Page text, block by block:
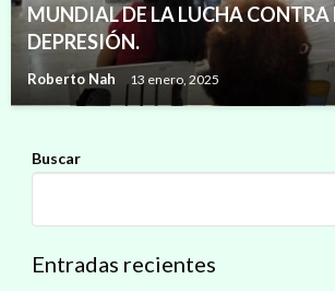
MUNDIAL DE LA LUCHA CONTRA
DEPRESIÓN.
Roberto Nah 13 enero, 2025
Buscar
Entradas recientes